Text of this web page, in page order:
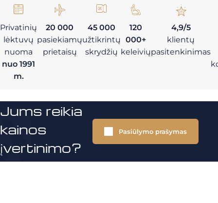
Privatinių
lėktuvų
nuoma
nuo 1991
m.
20 000
pasiekiamų
prietaisų
45 000
užtikrintų
skrydžių
120
000+
keleivių
4,9/5
klientų
pasitenkinimas
Jums reikia
kainos
įvertinimo?
Pasiūlymo prašymas